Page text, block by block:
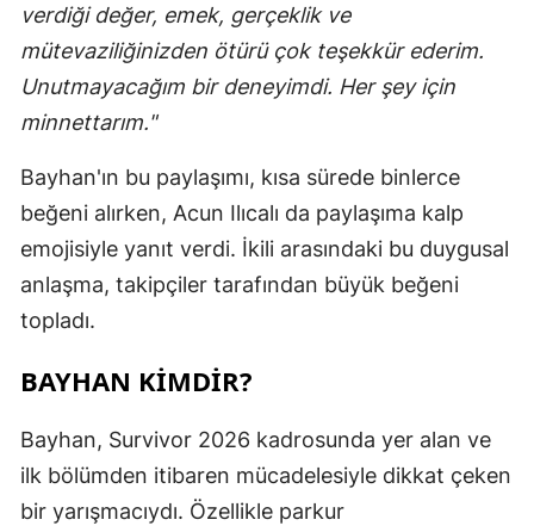
verdiği değer, emek, gerçeklik ve
mütevaziliğinizden ötürü çok teşekkür ederim.
Unutmayacağım bir deneyimdi. Her şey için
minnettarım."
Bayhan'ın bu paylaşımı, kısa sürede binlerce
beğeni alırken, Acun Ilıcalı da paylaşıma kalp
emojisiyle yanıt verdi. İkili arasındaki bu duygusal
anlaşma, takipçiler tarafından büyük beğeni
topladı.
BAYHAN KIMDIR?
Bayhan, Survivor 2026 kadrosunda yer alan ve
ilk bölümden itibaren mücadelesiyle dikkat çeken
bir yarışmacıydı. Özellikle parkur